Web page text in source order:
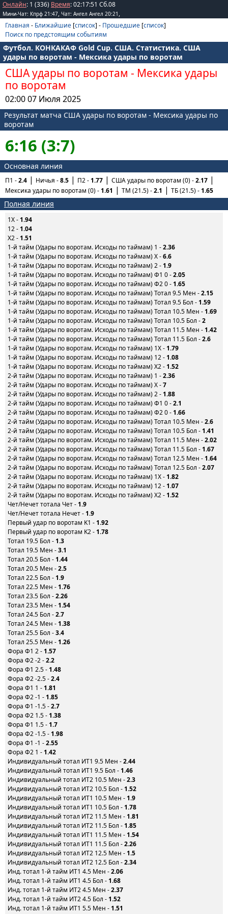
Онлайн: 1 (336) Время:02:17:51 Сб.08
Мини-Чат: Кпрф 21:47, Чат: Ангел Ангел 20:21 ,
Главная - Ближайшие [список] - Прошедшие [список]
Поиск по предстоящим событиям
Футбол. КОНКАКАФ Gold Cup. США. Статистика. США
удары по воротам - Мексика удары по воротам
США удары по воротам - Мексика удары
по воротам
02:00 07 Июля 2025
Результат матча США удары по воротам - Мексика удары по
воротам
6:16 (3:7)
Основная линия
П1 -2.4 Ничья -8.5 П2 -1.77 США удары по воротам (0) -2.17
Мексика удары по воротам (0) -1.61 ТМ (21.5) -2.1 ТБ (21.5) -1.65
Полная линия
1X - 1.94
12 - 1.04
X2 - 1.51
1-й тайм (Удары по воротам. Исходы по таймам) 1 -2.36
1-й тайм (Удары по воротам. Исходы по таймам) X -6.6
1-й тайм (Удары по воротам. Исходы по таймам) 2 - 1.9
1-й тайм (Удары по воротам. Исходы по таймам) Ф1 0 -2.05
1-й тайм (Удары по воротам. Исходы по таймам) Ф2 0 - 1.65
1-й тайм (Удары по воротам. Исходы по таймам) Тотал 9.5 Мен -2.15
1-й тайм (Удары по воротам. Исходы по таймам) Тотал 9.5 Бол - 1.59
1-й тайм (Удары по воротам. Исходы по таймам) Тотал 10.5 Мен - 1.69
1-й тайм (Удары по воротам. Исходы по таймам) Тотал 10.5 Бол -2
1-й тайм (Удары по воротам. Исходы по таймам) Тотал 11.5 Мен - 1.42
1-й тайм (Удары по воротам. Исходы по таймам) Тотал 11.5 Бол -2.6
1-й тайм (Удары по воротам. Исходы по таймам) 1X - 1.79
1-й тайм (Удары по воротам. Исходы по таймам) 12 - 1.08
1-й тайм (Удары по воротам. Исходы по таймам) X2 - 1.52
2-й тайм (Удары по воротам. Исходы по таймам) 1 -2.36
2-й тайм (Удары по воротам. Исходы по таймам) X -7
2-й тайм (Удары по воротам. Исходы по таймам) 2 - 1.88
2-й тайм (Удары по воротам. Исходы по таймам) Ф1 0 -2.1
2-й тайм (Удары по воротам. Исходы по таймам) Ф2 0 - 1.66
2-й тайм (Удары по воротам. Исходы по таймам) Тотал 10.5 Мен -2.6
2-й тайм (Удары по воротам. Исходы по таймам) Тотал 10.5 Бол - 1.41
2-й тайм (Удары по воротам. Исходы по таймам) Тотал 11.5 Мен -2.02
2-й тайм (Удары по воротам. Исходы по таймам) Тотал 11.5 Бол - 1.67
2-й тайм (Удары по воротам. Исходы по таймам) Тотал 12.5 Мен - 1.64
2-й тайм (Удары по воротам. Исходы по таймам) Тотал 12.5 Бол -2.07
2-й тайм (Удары по воротам. Исходы по таймам) 1X - 1.82
2-й тайм (Удары по воротам. Исходы по таймам) 12 - 1.07
2-й тайм (Удары по воротам. Исходы по таймам) X2 - 1.52
Чет/Нечет тотала Чет - 1.9
Чет/Нечет тотала Нечет - 1.9
Первый удар по воротам K1 - 1.92
Первый удар по воротам K2 - 1.78
Тотал 19.5 Бол - 1.3
Тотал 19.5 Мен -3.1
Тотал 20.5 Бол - 1.44
Тотал 20.5 Мен -2.5
Тотал 22.5 Бол - 1.9
Тотал 22.5 Мен - 1.76
Тотал 23.5 Бол -2.26
Тотал 23.5 Мен - 1.54
Тотал 24.5 Бол -2.7
Тотал 24.5 Мен - 1.38
Тотал 25.5 Бол -3.4
Тотал 25.5 Мен - 1.26
Фора Ф1 2 - 1.57
Фора Ф2 -2 -2.2
Фора Ф1 2.5 - 1.48
Фора Ф2 -2.5 -2.4
Фора Ф1 1 - 1.81
Фора Ф2 -1 - 1.85
Фора Ф1 -1.5 -2.7
Фора Ф2 1.5 - 1.38
Фора Ф1 1.5 - 1.7
Фора Ф2 -1.5 - 1.98
Фора Ф1 -1 -2.55
Фора Ф2 1 - 1.42
Индивидуальный тотал ИТ1 9.5 Мен -2.44
Индивидуальный тотал ИТ1 9.5 Бол - 1.46
Индивидуальный тотал ИТ2 10.5 Мен -2.3
Индивидуальный тотал ИТ2 10.5 Бол - 1.52
Индивидуальный тотал ИТ1 10.5 Мен - 1.9
Индивидуальный тотал ИТ1 10.5 Бол - 1.78
Индивидуальный тотал ИТ2 11.5 Мен - 1.81
Индивидуальный тотал ИТ2 11.5 Бол - 1.85
Индивидуальный тотал ИТ1 11.5 Мен - 1.54
Индивидуальный тотал ИТ1 11.5 Бол -2.26
Индивидуальный тотал ИТ2 12.5 Мен - 1.5
Индивидуальный тотал ИТ2 12.5 Бол -2.34
Инд. тотал 1-й тайм ИТ1 4.5 Мен -2.06
Инд. тотал 1-й тайм ИТ1 4.5 Бол - 1.68
Инд. тотал 1-й тайм ИТ2 4.5 Мен -2.37
Инд. тотал 1-й тайм ИТ2 4.5 Бол - 1.52
Инд. тотал 1-й тайм ИТ1 5.5 Мен - 1.51